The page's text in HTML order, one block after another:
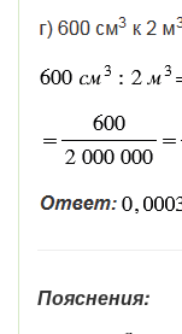
Пояснения: